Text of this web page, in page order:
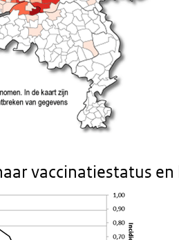
vaccinatiestatus